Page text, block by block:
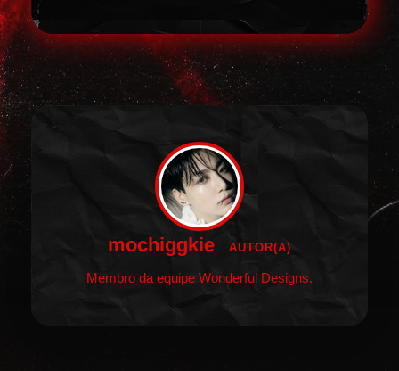
mochiggkie AUTOR(A)
Membro da equipe Wonderful Designs.